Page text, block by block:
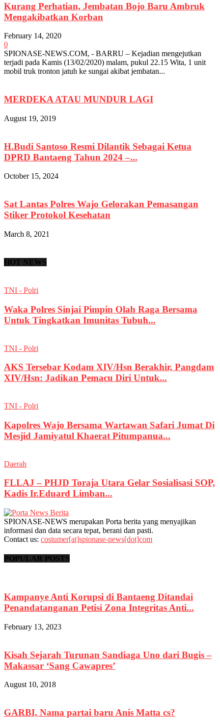
Kurang Perhatian, Jembatan Bojo Baru Ambruk
Mengakibatkan Korban
February 14, 2020
0
SPIONASE-NEWS.COM, - BARRU – Kejadian mengejutkan
terjadi pada Kamis (13/02/2020) malam, pukul 22.15 Wita, 1 unit
mobil truk tronton jatuh ke sungai akibat jembatan...
MERDEKA ATAU MUNDUR LAGI
August 19, 2019
H.Budi Santoso Resmi Dilantik Sebagai Ketua
DPRD Bantaeng Tahun 2024 –...
October 15, 2024
Sat Lantas Polres Wajo Gelorakan Pemasangan
Stiker Protokol Kesehatan
March 8, 2021
HOT NEWS
TNI - Polri
Waka Polres Sinjai Pimpin Olah Raga Bersama
Untuk Tingkatkan Imunitas Tubuh...
TNI - Polri
AKS Tersebar Kodam XIV/Hsn Berakhir, Pangdam
XIV/Hsn: Jadikan Pemacu Diri Untuk...
TNI - Polri
Kapolres Wajo Bersama Wartawan Safari Jumat Di
Mesjid Jamiyatul Khaerat Pitumpanua...
Daerah
FLLAJ – PHJD Toraja Utara Gelar Sosialisasi SOP,
Kadis Ir.Eduard Limban...
SPIONASE-NEWS merupakan Porta berita yang menyajikan
informasi dan data secara tepat, berani dan pasti.
Contact us: costumer[at]spionase-news[dot]com
POPULAR POSTS
Kampanye Anti Korupsi di Bantaeng Ditandai
Penandatanganan Petisi Zona Integritas Anti...
February 13, 2023
Kisah Sejarah Turunan Sandiaga Uno dari Bugis –
Makassar ‘Sang Cawapres’
August 10, 2018
GARBI, Nama partai baru Anis Matta cs?